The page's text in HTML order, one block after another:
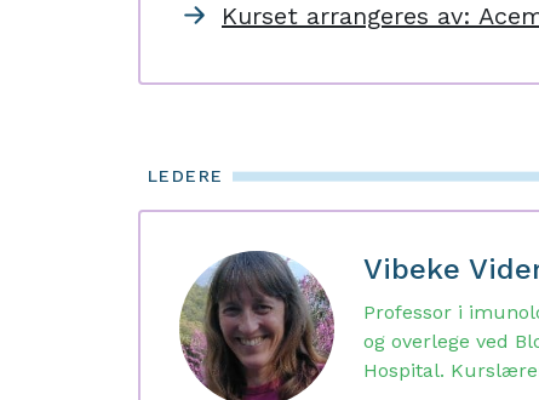
Kurset arrangeres av:
LEDERE
Vibeke
Professor i
og overlege ved
Hospital.